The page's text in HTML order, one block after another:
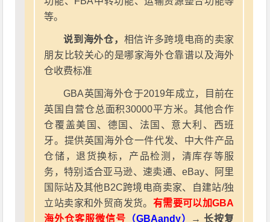
等。
说到海外仓， 相信许多跨境电商的卖家
朋友比较关心的是哪家海外仓靠谱以及海外
仓收费标准
GBA英国海外仓于2019年成立，目前在
英国自营仓总面积30000平方米。其他合作
仓覆盖美国、德国、法国、意大利、西班
牙。提供英国海外仓一件代发、中大件产品
仓储，退货换标，产品检测，清库存等服
务，特别适合亚马逊、速卖通、eBay、阿里
国际站及其他B2C跨境电商卖家、自建站/独
立站卖家和外贸商发货。 有需要可以加GBA
海外仓客服微信号 （GBAandy） → 长按复